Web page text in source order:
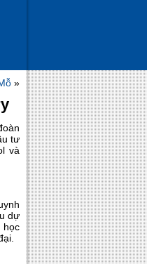
»
tư
và
dự
học